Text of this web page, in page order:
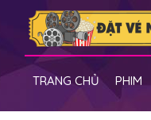
TRANG CHỦ PHIM